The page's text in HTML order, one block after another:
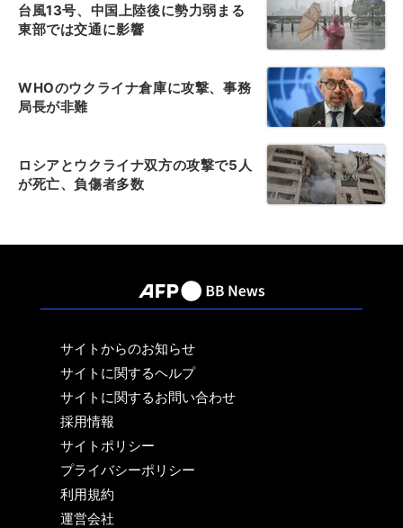
台風13号、中国上陸後に勢力弱まる
東部では交通に影響
WHOのウクライナ倉庫に攻撃、事務
局長が非難
ロシアとウクライナ双方の攻撃で5人
が死亡、負傷者多数
サイトからのお知らせ
サイトに関するヘルプ
サイトに関するお問い合わせ
採用情報
サイトポリシー
プライバシーポリシー
利用規約
運営会社